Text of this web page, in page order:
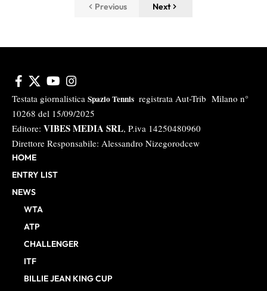
Previous Next
Testata giornalistica Spazio Tennis registrata Aut-Trib Milano n°
10268 del 15/09/2025
Editore: VIBES MEDIA SRL, P.iva 14250480960
Direttore Responsabile: Alessandro Nizegorodcew
HOME
ENTRY LIST
NEWS
WTA
ATP
CHALLENGER
ITF
BILLIE JEAN KING CUP